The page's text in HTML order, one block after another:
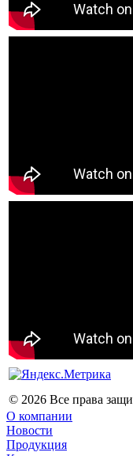
© 2026 Все права
О компании
Новости
Продукция